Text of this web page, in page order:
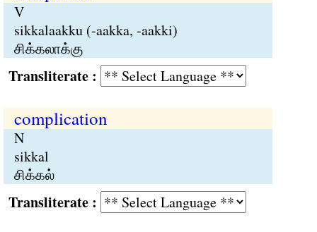
V
sikkalaakku (-aakka, -aakki)
சிக்கலாக்கு
:
complication
N
sikkal
சிக்கல்
: